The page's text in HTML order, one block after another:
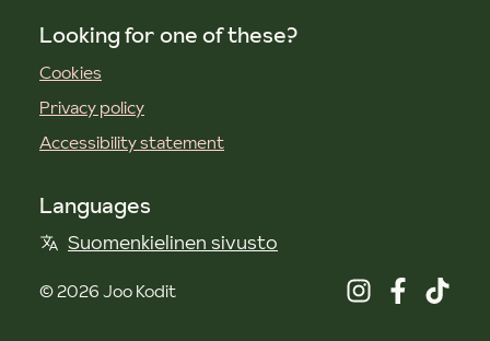
Looking for one of these?
Cookies
Privacy policy
Accessibility statement
Languages
Suomenkielinen sivusto
©2026Joo Kodit